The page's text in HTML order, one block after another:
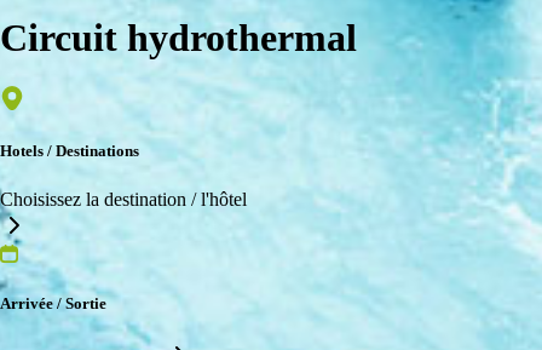
Circuit hydrothermal
Hotels / Destinations
Choisissez la destination / l'hôtel
Arrivée / Sortie